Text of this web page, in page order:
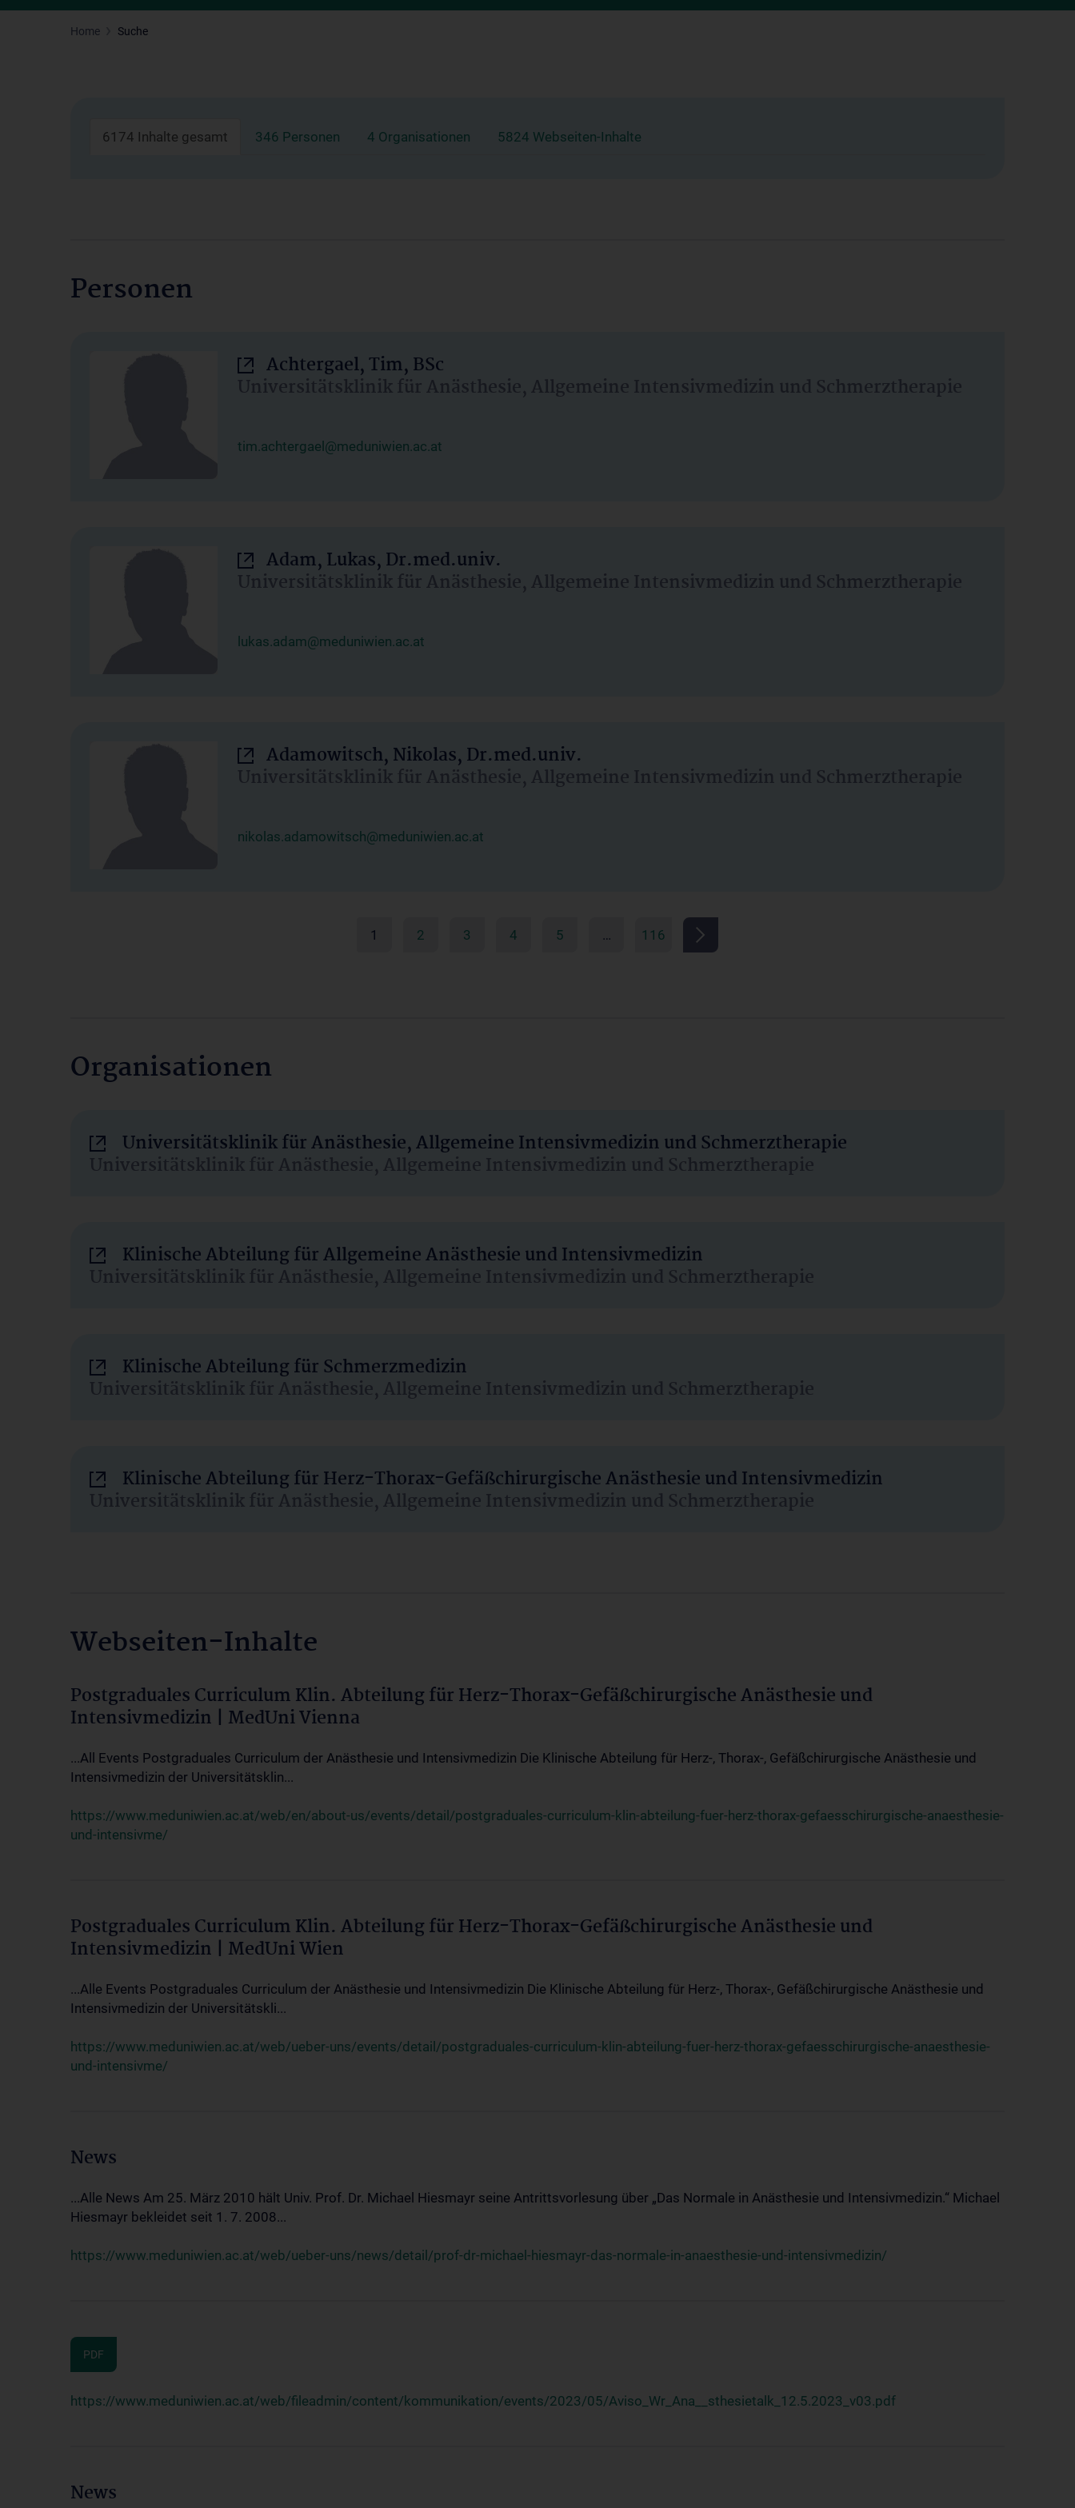
Home Suche
6174 Inhalte gesamt 346 Personen 4 Organisationen 5824 Webseiten-Inhalte
Personen
Achtergael, Tim, BSc
Universitätsklinik für Anästhesie, Allgemeine Intensivmedizin und Schmerztherapie
tim.achtergael@meduniwien.ac.at
Adam, Lukas, Dr.med.univ.
Universitätsklinik für Anästhesie, Allgemeine Intensivmedizin und Schmerztherapie
lukas.adam@meduniwien.ac.at
Adamowitsch, Nikolas, Dr.med.univ.
Universitätsklinik für Anästhesie, Allgemeine Intensivmedizin und Schmerztherapie
nikolas.adamowitsch@meduniwien.ac.at
1 2 3 4 5 … 116
Organisationen
Universitätsklinik für Anästhesie, Allgemeine Intensivmedizin und Schmerztherapie
Universitätsklinik für Anästhesie, Allgemeine Intensivmedizin und Schmerztherapie
Klinische Abteilung für Allgemeine Anästhesie und Intensivmedizin
Universitätsklinik für Anästhesie, Allgemeine Intensivmedizin und Schmerztherapie
Klinische Abteilung für Schmerzmedizin
Universitätsklinik für Anästhesie, Allgemeine Intensivmedizin und Schmerztherapie
Klinische Abteilung für Herz-Thorax-Gefäßchirurgische Anästhesie und Intensivmedizin
Universitätsklinik für Anästhesie, Allgemeine Intensivmedizin und Schmerztherapie
Webseiten-Inhalte
Postgraduales Curriculum Klin. Abteilung für Herz-Thorax-Gefäßchirurgische Anästhesie und
Intensivmedizin | MedUni Vienna
...All Events Postgraduales Curriculum der Anästhesie und Intensivmedizin Die Klinische Abteilung für Herz-, Thorax-, Gefäßchirurgische Anästhesie und
Intensivmedizin der Universitätsklin...
https://www.meduniwien.ac.at/web/en/about-us/events/detail/postgraduales-curriculum-klin-abteilung-fuer-herz-thorax-gefaesschirurgische-anaesthesie-
und-intensivme/
Postgraduales Curriculum Klin. Abteilung für Herz-Thorax-Gefäßchirurgische Anästhesie und
Intensivmedizin | MedUni Wien
...Alle Events Postgraduales Curriculum der Anästhesie und Intensivmedizin Die Klinische Abteilung für Herz-, Thorax-, Gefäßchirurgische Anästhesie und
Intensivmedizin der Universitätskli...
https://www.meduniwien.ac.at/web/ueber-uns/events/detail/postgraduales-curriculum-klin-abteilung-fuer-herz-thorax-gefaesschirurgische-anaesthesie-
und-intensivme/
News
...Alle News Am 25. März 2010 hält Univ. Prof. Dr. Michael Hiesmayr seine Antrittsvorlesung über „Das Normale in Anästhesie und Intensivmedizin.“ Michael
Hiesmayr bekleidet seit 1. 7. 2008...
https://www.meduniwien.ac.at/web/ueber-uns/news/detail/prof-dr-michael-hiesmayr-das-normale-in-anaesthesie-und-intensivmedizin/
PDF
https://www.meduniwien.ac.at/web/fileadmin/content/kommunikation/events/2023/05/Aviso_Wr_Ana__sthesietalk_12.5.2023_v03.pdf
News